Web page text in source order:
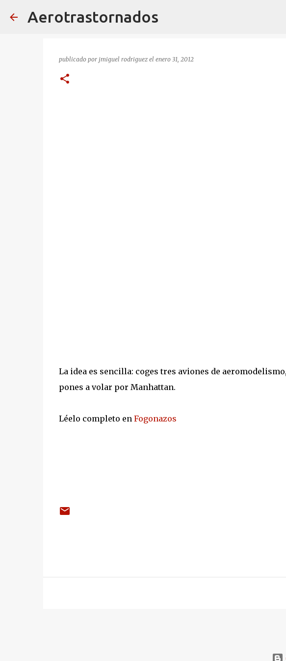
Aerotrastornados
publicado por jmiguel rodriguez el enero 31, 2012
La idea es sencilla: coges tres aviones de
pones a volar por Manhattan.
Léelo completo en Fogonazos